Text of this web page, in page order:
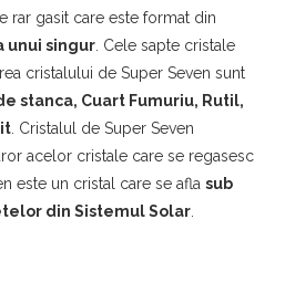
rar gasit care este format din
unui singur . Cele sapte cristale
cristalului de Super Seven sunt
stanca, Cuart Fumuriu, Rutil,
. Cristalul de Super Seven
acelor cristale care se regasesc
este un cristal care se afla sub
din Sistemul Solar